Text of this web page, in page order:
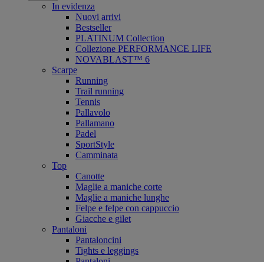
In evidenza
Nuovi arrivi
Bestseller
PLATINUM Collection
Collezione PERFORMANCE LIFE
NOVABLAST™ 6
Scarpe
Running
Trail running
Tennis
Pallavolo
Pallamano
Padel
SportStyle
Camminata
Top
Canotte
Maglie a maniche corte
Maglie a maniche lunghe
Felpe e felpe con cappuccio
Giacche e gilet
Pantaloni
Pantaloncini
Tights e leggings